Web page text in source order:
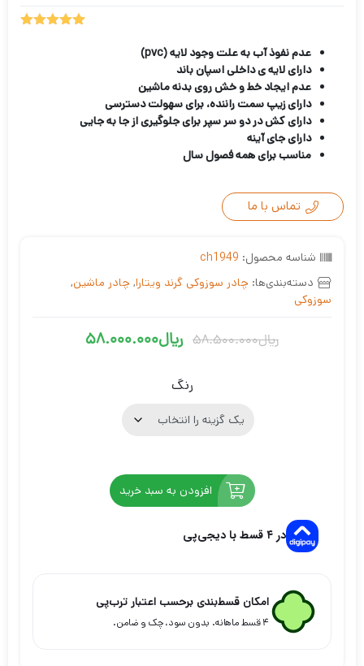
عدم نفوذ آب به علت وجود لایه (pvc)
دارای لایه ی داخلی اسپان باند
عدم ایجاد خط و خش روی بدنه ماشین
دارای زیپ سمت راننده، برای سهولت دسترسی
دارای کش در دو سر سپر برای جلوگیری از جا به جایی
دارای جای آینه
مناسب برای همه فصول سال
تماس با ما
شناسه محصول: ch1949
دسته‌بندی‌ها: چادر سوزوکی گرند ویتارا, چادر ماشین,
سوزوکی
ریال58.500.000 قیمت
اصلی
بود.
ریال58.000.000قیمت
فعلی
است.
رنگ
افزودن به سبد خرید
در ۴ قسط با دیجی‌پی
امکان قسط‌بندی برحسب اعتبار ترب‌پی
۴ قسط ماهانه. بدون سود، چک و ضامن.